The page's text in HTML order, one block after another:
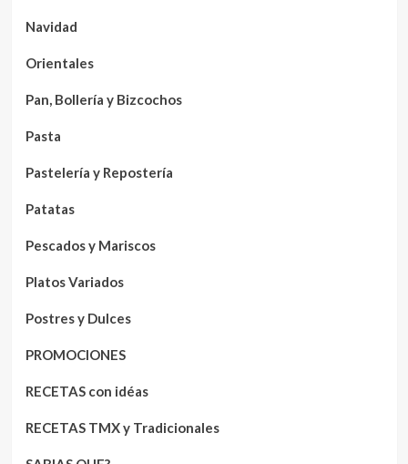
Navidad
Orientales
Pan, Bollería y Bizcochos
Pasta
Pastelería y Repostería
Patatas
Pescados y Mariscos
Platos Variados
Postres y Dulces
PROMOCIONES
RECETAS con idéas
RECETAS TMX y Tradicionales